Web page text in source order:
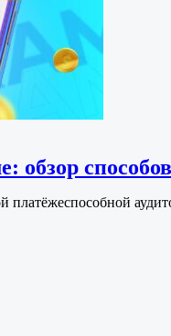
обзор способов